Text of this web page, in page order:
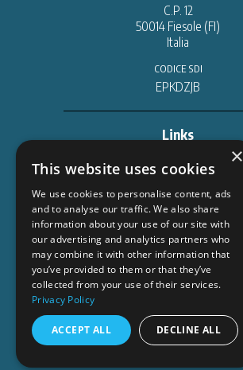
C.P. 12
50014 Fiesole (FI)
Italia
CODICE SDI
EPKDZJB
Links
DATABASE & ORDINI
CONTENUTI DIGITALI
info.torrossa.com
publishers.torrossa.com
www.torrossa.com
AZIENDE PARTNERS
www.erasmus.fr
www.atcult.com
×
This website uses cookies
We use cookies to personalise content, ads
and to analyse our traffic. We also share
information about your use of our site with
our advertising and analytics partners who
may combine it with other information that
you’ve provided to them or that they’ve
collected from your use of their services.
Privacy Policy
ACCEPT ALL DECLINE ALL